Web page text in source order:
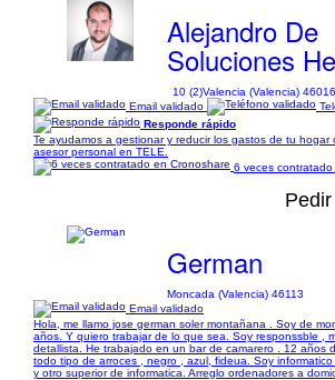
Alejandro De
Soluciones
10 (2)Valencia (Valencia)
Email validado
Responde rápido
Te ayudamos a gestionar y reducir los gastos de tu hogar
asesor personal en TELE.
6 veces
German
Moncada (Valencia) 46113
Email validado
Hola, me llamo jose german soler montañana . Soy de
años. Y quiero trabajar de lo que sea. Soy responssble ,
detallista. He trabajado en un bar de camarero . 12 años
todo tipo de arroces , negro , azul, fideua. Soy
y otro superior de informatica. Arreglo ordenadores a